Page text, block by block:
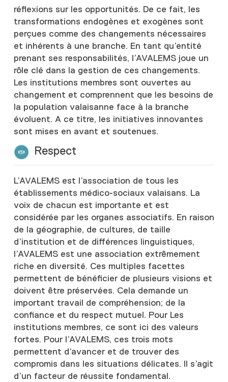
réflexions sur les opportunités. De ce fait, les
transformations endogènes et exogènes sont
perçues comme des changements nécessaires
et inhérents à une branche. En tant qu’entité
prenant ses responsabilités, l’AVALEMS joue un
rôle clé dans la gestion de ces changements.
Les institutions membres sont ouvertes au
changement et comprennent que les besoins de
la population valaisanne face à la branche
évoluent. A ce titre, les initiatives innovantes
sont mises en avant et soutenues.
Respect
L’AVALEMS est l’association de tous les
établissements médico-sociaux valaisans. La
voix de chacun est importante et est
considérée par les organes associatifs. En raison
de la géographie, de cultures, de taille
d’institution et de différences linguistiques,
l’AVALEMS est une association extrêmement
riche en diversité. Ces multiples facettes
permettent de bénéficier de plusieurs visions et
doivent être préservées. Cela demande un
important travail de compréhension; de la
confiance et du respect mutuel. Pour Les
institutions membres, ce sont ici des valeurs
fortes. Pour l’AVALEMS, ces trois mots
permettent d’avancer et de trouver des
compromis dans les situations délicates. Il s’agit
d’un facteur de réussite fondamental.